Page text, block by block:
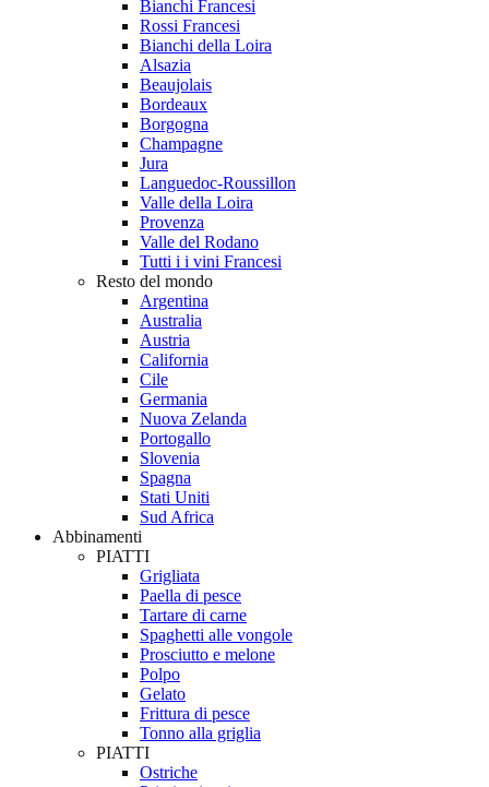
Bianchi Francesi
Rossi Francesi
Bianchi della Loira
Alsazia
Beaujolais
Bordeaux
Borgogna
Champagne
Jura
Languedoc-Roussillon
Valle della Loira
Provenza
Valle del Rodano
Tutti i i vini Francesi
Resto del mondo
Argentina
Australia
Austria
California
Cile
Germania
Nuova Zelanda
Portogallo
Slovenia
Spagna
Stati Uniti
Sud Africa
Abbinamenti
PIATTI
Grigliata
Paella di pesce
Tartare di carne
Spaghetti alle vongole
Prosciutto e melone
Polpo
Gelato
Frittura di pesce
Tonno alla griglia
PIATTI
Ostriche